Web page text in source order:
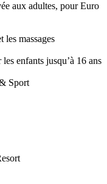
aux adultes, pour Euro
les massages
enfants jusqu’à 16 ans
Sport